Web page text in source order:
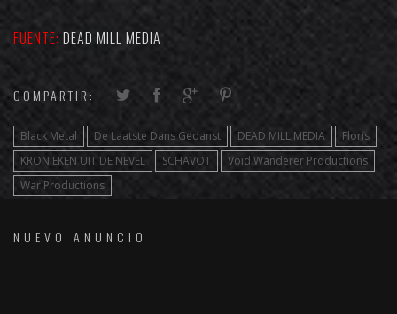
FUENTE: DEAD MILL MEDIA
COMPARTIR:
Black Metal De Laatste Dans Gedanst DEAD MILL MEDIA
Floris
KRONIEKEN UIT DE NEVEL
SCHAVOT
Void Wanderer Productions
War Productions
NUEVO ANUNCIO